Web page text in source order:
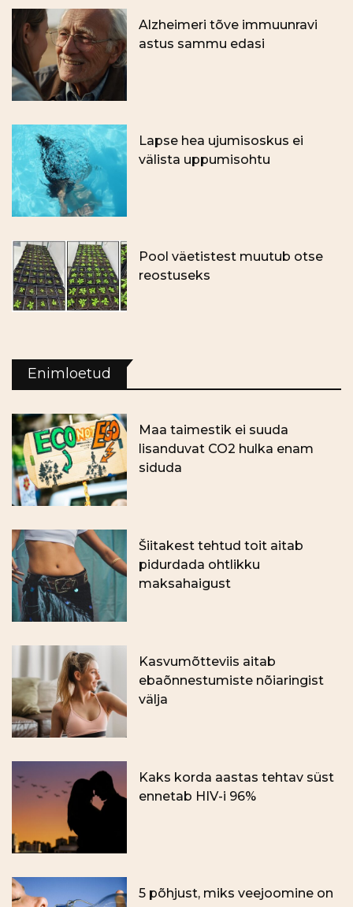
Alzheimeri tõve immuunravi
astus sammu edasi
Lapse hea ujumisoskus ei
välista uppumisohtu
Pool väetistest muutub otse
reostuseks
Enimloetud
Maa taimestik ei suuda
lisanduvat CO2 hulka enam
siduda
Šiitakest tehtud toit aitab
pidurdada ohtlikku
maksahaigust
Kasvumõtteviis aitab
ebaõnnestumiste nõiaringist
välja
Kaks korda aastas tehtav süst
ennetab HIV-i 96%
5 põhjust, miks veejoomine on